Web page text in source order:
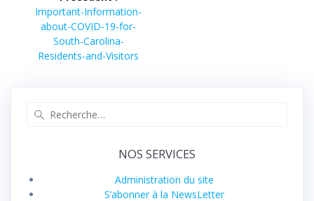
de
l’article
Article
précédent :
Important-Information-
about-COVID-19-for-
South-Carolina-
Residents-and-Visitors
NOS SERVICES
Administration du site
S’abonner à la NewsLetter